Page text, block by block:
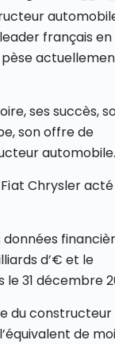
français en
ses succès,
son offre de
automobile.
Chrysler
d’€ et le
31 décembre
du constructeur
de